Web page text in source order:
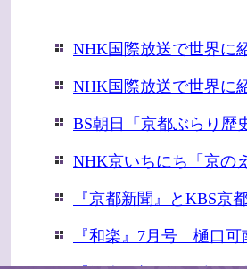
NHK国際放送で世界に
NHK国際放送で世界に
BS朝日「京都ぶらり歴
NHK京いちにち「京の
『京都新聞』とKBS京
『和楽』7月号 樋口可